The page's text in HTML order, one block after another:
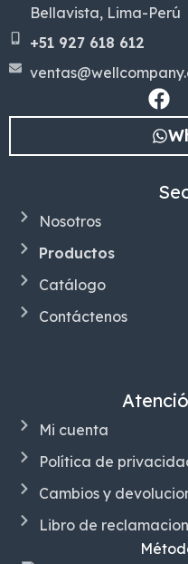
Bellavista, Lima-Perú
+51 927 618 612
Nosotros
Productos
Catálogo
Contáctenos
Mi cuenta
Política de
Cambios y
Libro de